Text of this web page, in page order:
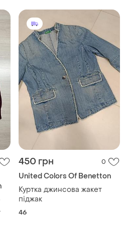
450 грн 0
United Colors Of Benetton
Куртка джинсова жакет
піджак
46